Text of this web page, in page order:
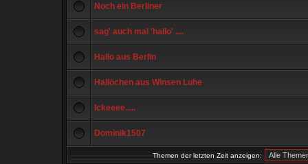
Noch ein Berliner
sag' auch mal 'hallo' ....
Hallo aus Berlin
Hallöchen aus Winsen Luhe
Ickeeee.....
Dominik1507
Themen der letzten Zeit anzeigen: